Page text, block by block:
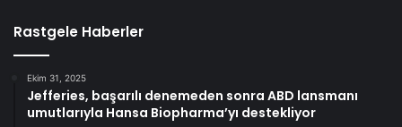
Rastgele Haberler
Ekim 31, 2025
Jefferies, başarılı denemeden sonra ABD lansmanı
umutlarıyla Hansa Biopharma’yı destekliyor